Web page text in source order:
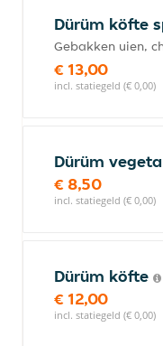
Dürüm köfte
Gebakken uien,
€ 13,00
incl. statiegeld (€ 0,00)
Dürüm
€ 8,50
incl. statiegeld (€ 0,00)
Dürüm köfte
€ 12,00
incl. statiegeld (€ 0,00)